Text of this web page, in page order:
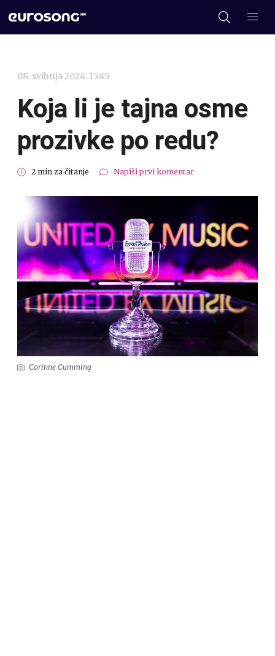
08. svibnja 2024. 15:45
Koja li je tajna osme
prozivke po redu?
2 min za čitanje Napiši prvi komentar
Corinne Cumming